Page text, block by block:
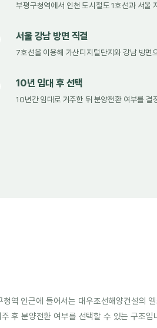
부평구청역에서 인천 도시철도 1호선과 서울
서울 강남 방면 직결
7호선을 이용해 가산디지털단지와 강남 방면
10년 임대 후 선택
10년간 임대로 거주한 뒤 분양전환 여부를 결
청역 인근에 들어서는 대우조선해양건설의
후 분양전환 여부를 선택할 수 있는 구조입